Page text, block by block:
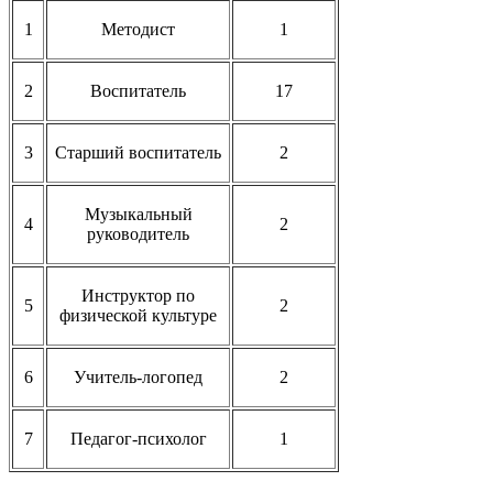
1 Методист 1
2 Воспитатель 17
3 Старший воспитатель 2
4
Музыкальный
руководитель
2
5
Инструктор по
физической культуре
2
6 Учитель-логопед 2
7 Педагог-психолог 1